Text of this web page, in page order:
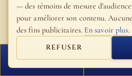
Nord, du côté de Sidon. Il est
Jésus soit entré dans cette
donc pas prendre trop à la
Sidon ». Elle peut fort bien
pays qui dépendait de Sidon.
FERMER
— des témoins de mesure
pour améliorer son contenu.
des fins publicitaires. En savoir plus.
REFUSER